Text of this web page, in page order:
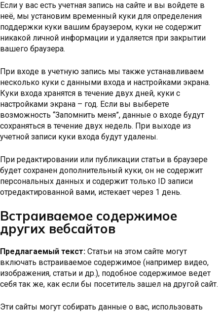
Если у вас есть учетная запись на сайте и вы войдете в
неё, мы установим временный куки для определения
поддержки куки вашим браузером, куки не содержит
никакой личной информации и удаляется при закрытии
вашего браузера.
При входе в учетную запись мы также устанавливаем
несколько куки с данными входа и настройками экрана.
Куки входа хранятся в течение двух дней, куки с
настройками экрана – год. Если вы выберете
возможность “Запомнить меня”, данные о входе будут
сохраняться в течение двух недель. При выходе из
учетной записи куки входа будут удалены.
При редактировании или публикации статьи в браузере
будет сохранен дополнительный куки, он не содержит
персональных данных и содержит только ID записи
отредактированной вами, истекает через 1 день.
Встраиваемое содержимое
других вебсайтов
Предлагаемый текст: Статьи на этом сайте могут
включать встраиваемое содержимое (например видео,
изображения, статьи и др.), подобное содержимое ведет
себя так же, как если бы посетитель зашел на другой сайт.
Эти сайты могут собирать данные о вас, использовать